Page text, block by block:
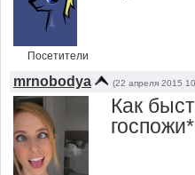
Посетители
mrnobodya (22 апреля 2015
Как
госпожи*